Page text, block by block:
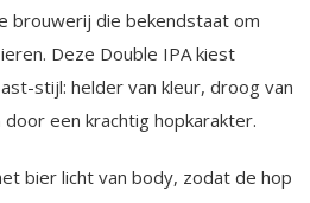
brouwerij die bekendstaat om
Deze Double IPA kiest
stijl: helder van kleur, droog van
een krachtig hopkarakter.
bier licht van body, zodat de hop